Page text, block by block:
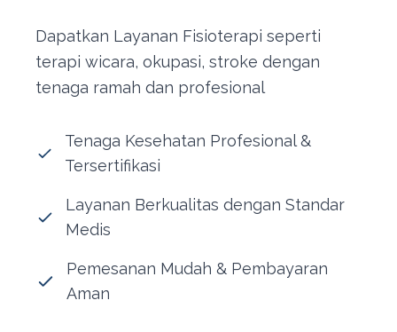
Dapatkan Layanan Fisioterapi seperti
terapi wicara, okupasi, stroke dengan
tenaga ramah dan profesional
Tenaga Kesehatan Profesional &
Tersertifikasi
Layanan Berkualitas dengan Standar
Medis
Pemesanan Mudah & Pembayaran
Aman